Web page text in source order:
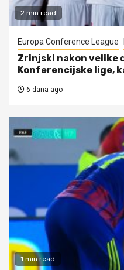
2 min read
Europa Conference League
Zrinjski nakon velike
Konferencijske lige,
6 dana ago
1 min read